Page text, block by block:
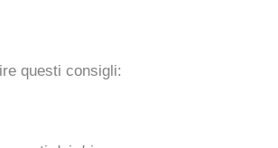
questi consigli: